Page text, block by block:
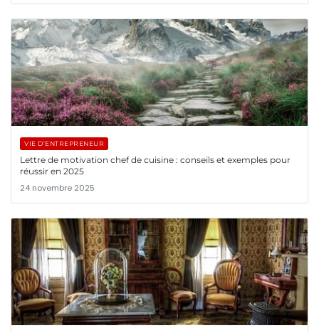
VIE D’ENTREPRENEUR
Lettre de motivation chef de cuisine : conseils et exemples pour
réussir en 2025
24 novembre 2025